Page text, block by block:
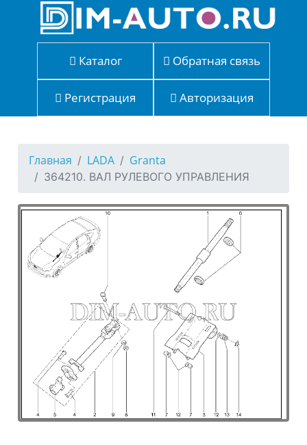
Каталог Обратная связь
Регистрация Авторизация
Главная LADA Granta
364210. ВАЛ РУЛЕВОГО УПРАВЛЕНИЯ